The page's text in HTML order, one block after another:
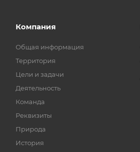
Компания
Общая информация
Территория
Цели и задачи
Деятельность
Команда
Реквизиты
Природа
История